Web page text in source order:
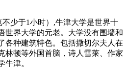
少于1小时）,牛津大学是世界十
世界大学的元老。大学没有围墙和
各种建筑特色。包括撒切尔夫人在
林顿等外国首脑，诗人雪莱、作家
牛津。